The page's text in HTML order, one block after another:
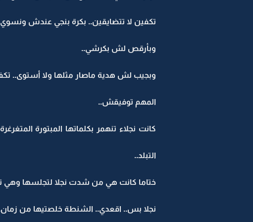
تكفين لا تتضايقين.. بكرة بنجي عندش
وبأرقص لش بكرشي..
وبجيب لش هدية ماصار مثلها ولا أستوى..
المهم توفيقش..
كانت نجلاء تنهمر بكلماتها المبتورة
التبلد..
ختاما كانت هي من شدت نجلا لتجلسها وهي
نجلا بس.. اقعدي.. الشنطة خلصتيها من